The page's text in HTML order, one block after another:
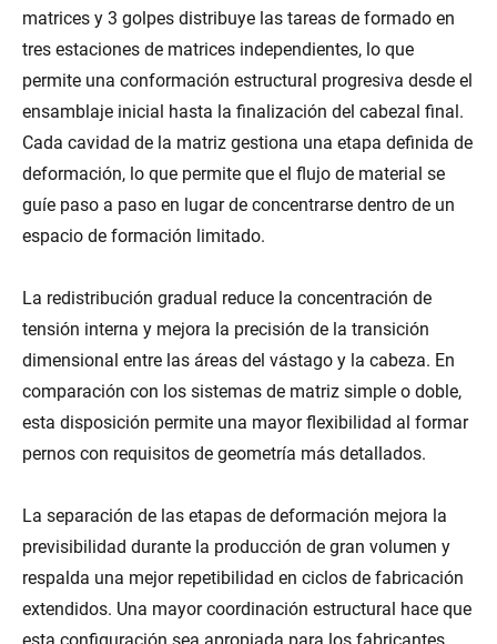
matrices y 3 golpes distribuye las tareas de formado en
tres estaciones de matrices independientes, lo que
permite una conformación estructural progresiva desde el
ensamblaje inicial hasta la finalización del cabezal final.
Cada cavidad de la matriz gestiona una etapa definida de
deformación, lo que permite que el flujo de material se
guíe paso a paso en lugar de concentrarse dentro de un
espacio de formación limitado.
La redistribución gradual reduce la concentración de
tensión interna y mejora la precisión de la transición
dimensional entre las áreas del vástago y la cabeza. En
comparación con los sistemas de matriz simple o doble,
esta disposición permite una mayor flexibilidad al formar
pernos con requisitos de geometría más detallados.
La separación de las etapas de deformación mejora la
previsibilidad durante la producción de gran volumen y
respalda una mejor repetibilidad en ciclos de fabricación
extendidos. Una mayor coordinación estructural hace que